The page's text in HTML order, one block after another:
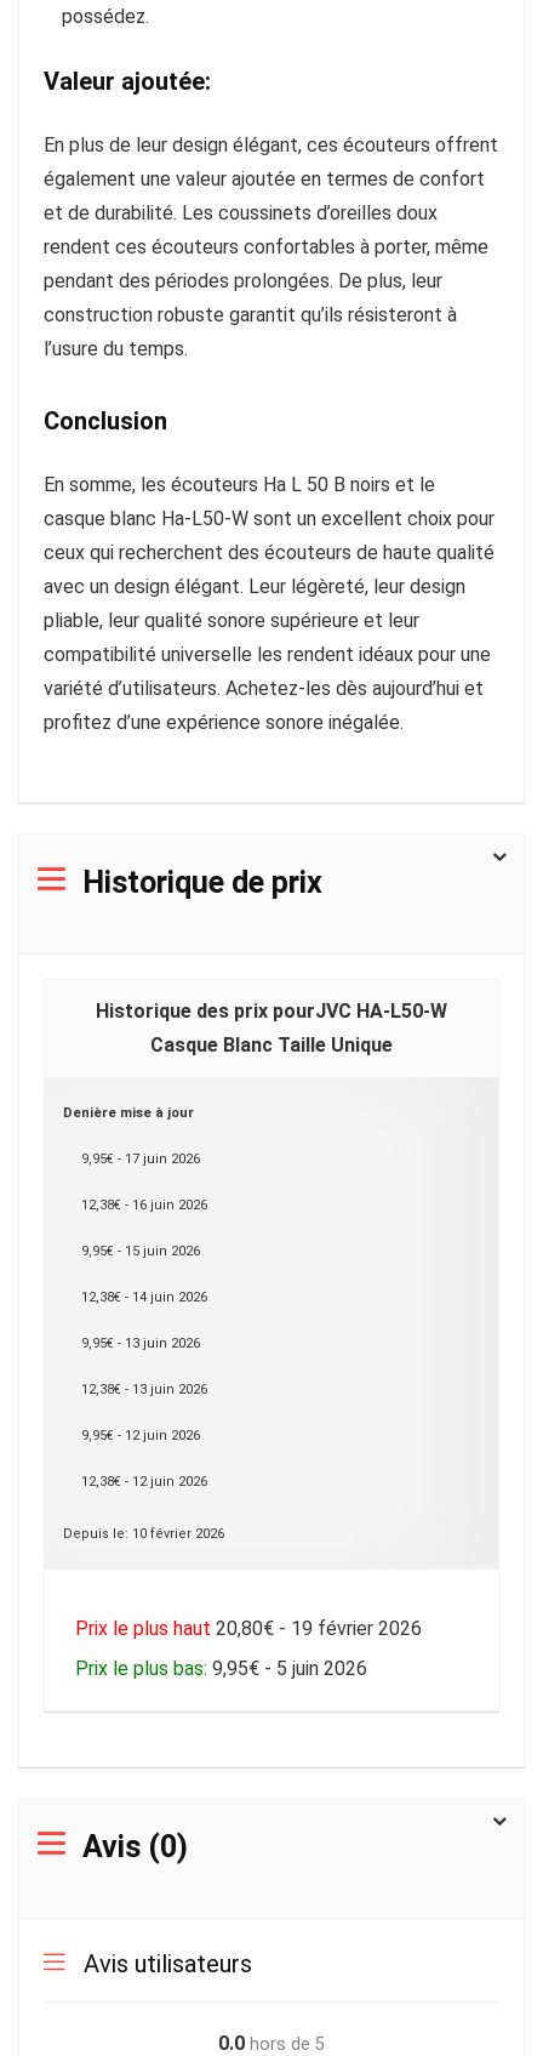
possédez.
Valeur ajoutée:
En plus de leur design élégant, ces écouteurs offrent
également une valeur ajoutée en termes de confort
et de durabilité. Les coussinets d’oreilles doux
rendent ces écouteurs confortables à porter, même
pendant des périodes prolongées. De plus, leur
construction robuste garantit qu’ils résisteront à
l’usure du temps.
Conclusion
En somme, les écouteurs Ha L 50 B noirs et le
casque blanc Ha-L50-W sont un excellent choix pour
ceux qui recherchent des écouteurs de haute qualité
avec un design élégant. Leur légèreté, leur design
pliable, leur qualité sonore supérieure et leur
compatibilité universelle les rendent idéaux pour une
variété d’utilisateurs. Achetez-les dès aujourd’hui et
profitez d’une expérience sonore inégalée.
Historique de prix
Historique des prix pourJVC HA-L50-W
Casque Blanc Taille Unique
Denière mise à jour
9,95€ - 17 juin 2026
12,38€ - 16 juin 2026
9,95€ - 15 juin 2026
12,38€ - 14 juin 2026
9,95€ - 13 juin 2026
12,38€ - 13 juin 2026
9,95€ - 12 juin 2026
12,38€ - 12 juin 2026
Depuis le: 10 février 2026
Prix le plus haut 20,80€ - 19 février 2026
Prix le plus bas: 9,95€ - 5 juin 2026
Avis (0)
Avis utilisateurs
0.0 hors de 5